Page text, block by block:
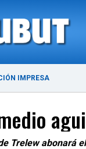
IMPRESA
Trelew abonará